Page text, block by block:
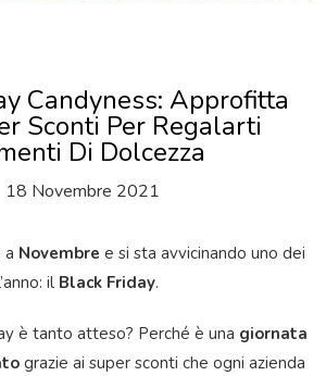
Candyness: Approfitta
Sconti Per Regalarti
Di Dolcezza
18 Novembre 2021
a Novembre e si sta avvicinando uno dei
il Black Friday.
è tanto atteso? Perché è una giornata
grazie ai super sconti che ogni azienda